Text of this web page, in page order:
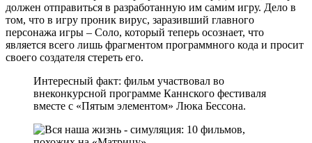
должен отправиться в разработанную им самим игру. Дело в
том, что в игру проник вирус, заразивший главного
персонажа игры – Соло, который теперь осознает, что
является всего лишь фрагментом программного кода и просит
своего создателя стереть его.
Интересный факт: фильм участвовал во
внеконкурсной программе Каннского фестиваля
вместе с «Пятым элементом» Люка Бессона.